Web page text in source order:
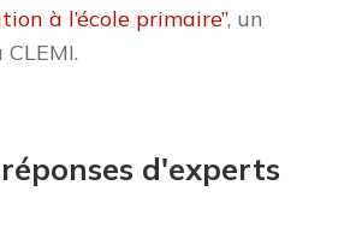
à l’école primaire”, un
d'experts